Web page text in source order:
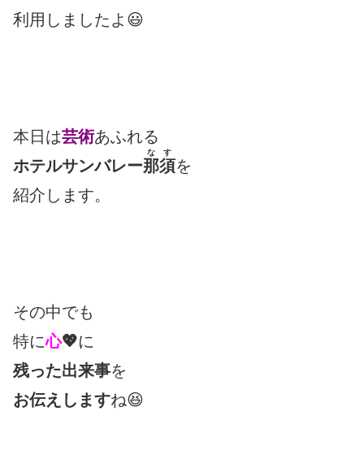
利用しましたよ😃
本日は芸術あふれる
ホテルサンバレー那須
なす
を
紹介します。
その中でも
特に心💖に
残った出来事を
お伝えしますね😆